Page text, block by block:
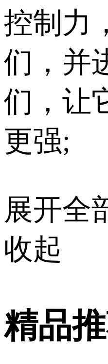
控制力
们，并
们，让
更强;
展开全
收起
精品